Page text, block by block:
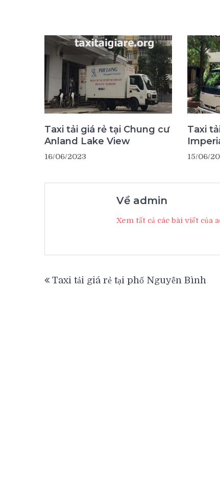
Taxi tải giá rẻ tại Chung cư
Anland Lake View
16/06/2023
Taxi
15/06/
Về admin
Xem tất cả các bài viết của
hướng
Taxi tải giá rẻ tại phố Nguyễn Bình